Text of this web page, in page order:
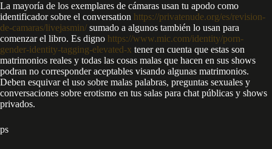
La mayoría de los exemplares de cámaras usan tu apodo como
identificador sobre el conversation https://privatenude.org/es/revision-
de-camaras/livejasmin/ sumado a algunos también lo usan para
comenzar el libro. Es digno https://www.mic.com/identity/porn-
gender-identity-tagging-elevated-x tener en cuenta que estas son
matrimonios reales y todas las cosas malas que hacen en sus shows
podran no corresponder aceptables visando algunas matrimonios.
Deben esquivar el uso sobre malas palabras, preguntas sexuales y
conversaciones sobre erotismo en tus salas para chat públicas y shows
privados.
ps